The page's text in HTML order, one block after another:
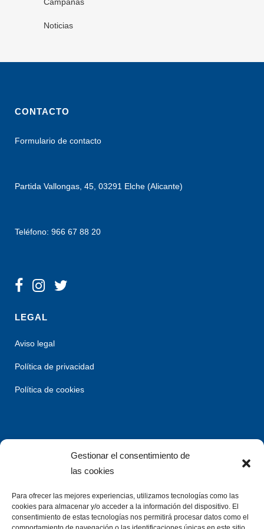
Gestionar el consentimiento de
las cookies
Para ofrecer las mejores experiencias, utilizamos tecnologías como las
cookies para almacenar y/o acceder a la información del dispositivo. El
consentimiento de estas tecnologías nos permitirá procesar datos como el
Campañas
Noticias
CONTACTO
Formulario de contacto
Partida Vallongas, 45, 03291 Elche (Alicante)
Teléfono: 966 67 88 20
LEGAL
Aviso legal
Política de privacidad
Política de cookies